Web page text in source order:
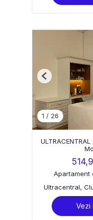
1 / 26
Previous
Apartament
Ultracentral,
Vezi